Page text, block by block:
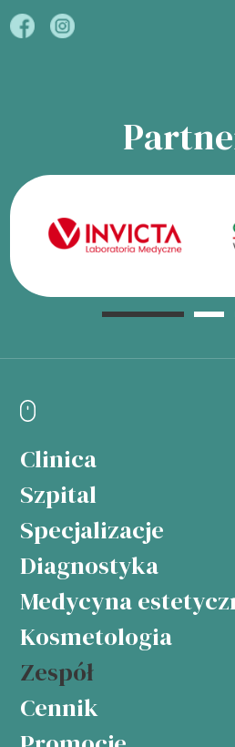
Clinica
Szpital
Specjalizacje
Diagnostyka
Medycyna
Kosmetologia
Zespół
Cennik